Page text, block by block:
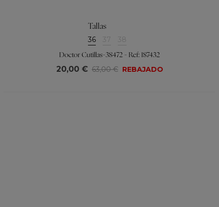
Tallas
36 37 38
Doctor Cutillas-38472 - Ref: 187432
20,00 € 63,00 € REBAJADO